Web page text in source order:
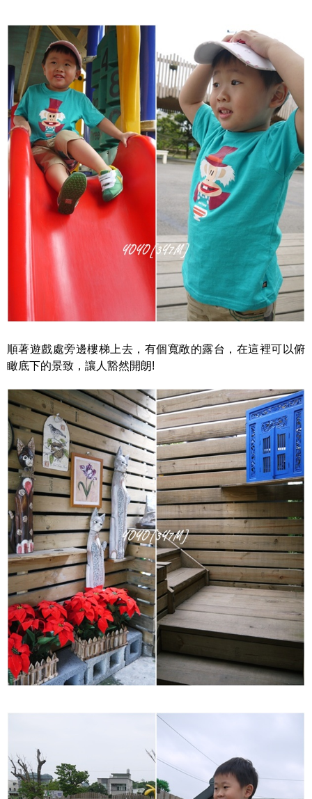
順著遊戲處旁邊樓梯上去，有個寬敞的露台，在這裡可以俯
瞰底下的景致，讓人豁然開朗!